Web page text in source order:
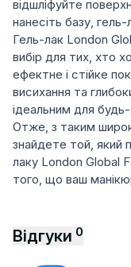
відшліфуйте
нанесіть базу,
Гель-лак London
вибір для тих, хто
ефектне і стійке
висихання та
ідеальним для будь-
Отже, з таким
знайдете той, який
лаку London Global
того, що ваш
Відгуки 0